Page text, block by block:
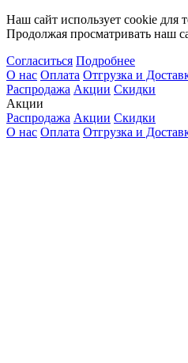
Наш сайт использует cookie для
Продолжая просматривать наш
Согласиться Подробнее
О нас Оплата Отгрузка и
Распродажа Акции Скидки
Акции
Распродажа Акции Скидки
О нас Оплата Отгрузка и